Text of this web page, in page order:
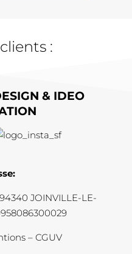
:
& IDEO
JOINVILLE-LE-
– CGUV